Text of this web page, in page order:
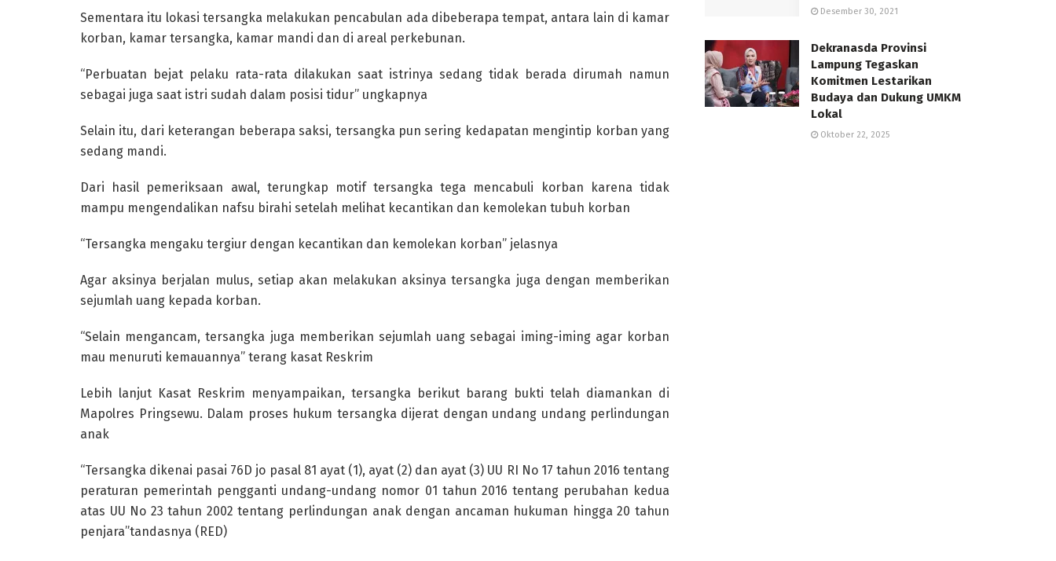
Sementara itu lokasi tersangka melakukan pencabulan ada dibeberapa tempat, antara lain di kamar
korban, kamar tersangka, kamar mandi dan di areal perkebunan.
“Perbuatan bejat pelaku rata-rata dilakukan saat istrinya sedang tidak berada dirumah namun
sebagai juga saat istri sudah dalam posisi tidur” ungkapnya
Selain itu, dari keterangan beberapa saksi, tersangka pun sering kedapatan mengintip korban yang
sedang mandi.
Dari hasil pemeriksaan awal, terungkap motif tersangka tega mencabuli korban karena tidak
mampu mengendalikan nafsu birahi setelah melihat kecantikan dan kemolekan tubuh korban
“Tersangka mengaku tergiur dengan kecantikan dan kemolekan korban” jelasnya
Agar aksinya berjalan mulus, setiap akan melakukan aksinya tersangka juga dengan memberikan
sejumlah uang kepada korban.
“Selain mengancam, tersangka juga memberikan sejumlah uang sebagai iming-iming agar korban
mau menuruti kemauannya” terang kasat Reskrim
Lebih lanjut Kasat Reskrim menyampaikan, tersangka berikut barang bukti telah diamankan di
Mapolres Pringsewu. Dalam proses hukum tersangka dijerat dengan undang undang perlindungan
anak
“Tersangka dikenai pasai 76D jo pasal 81 ayat (1), ayat (2) dan ayat (3) UU RI No 17 tahun 2016 tentang
peraturan pemerintah pengganti undang-undang nomor 01 tahun 2016 tentang perubahan kedua
atas UU No 23 tahun 2002 tentang perlindungan anak dengan ancaman hukuman hingga 20 tahun
penjara”tandasnya (RED)
Desember 30, 2021
Dekranasda Provinsi
Lampung Tegaskan
Komitmen Lestarikan
Budaya dan Dukung UMKM
Lokal
Oktober 22, 2025